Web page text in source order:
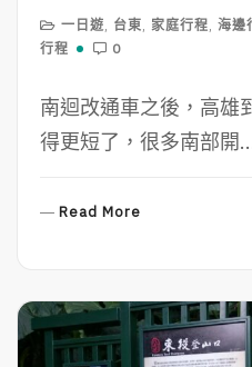
一日遊, 台東, 家庭行程, 海邊
行程
0
南迴改通車之後，高雄
得更短了，很多南部開
Read More
M
O
R